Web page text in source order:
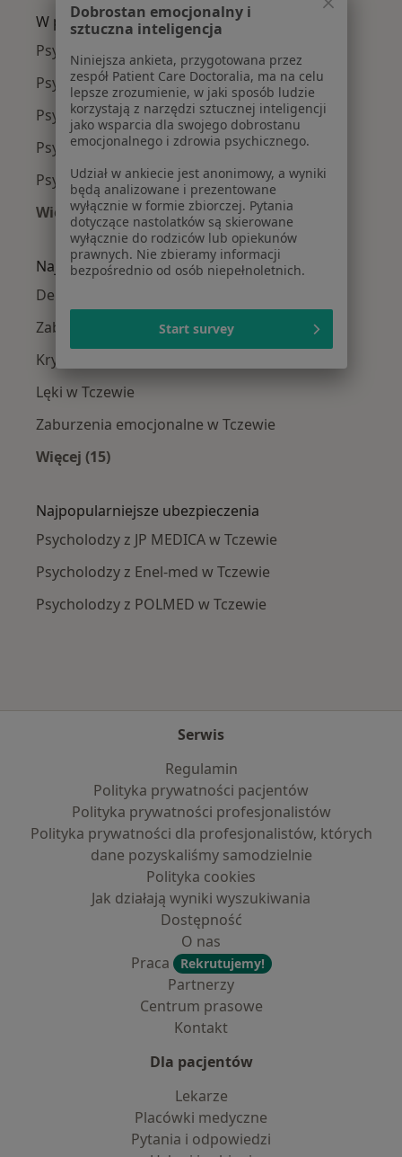
W pobliżu Tczewa
Psycholodzy w Gdańsku
Psycholodzy w Gdyni
Psycholodzy w Sopocie
Psycholodzy w Elblągu
Psycholodzy w Pruszczu Gdańskim
Więcej (13)
Więcej w kategorii: W pobliżu Tczewa
Najczęście leczone choroby
Depresja w Tczewie
Zaburzenia lękowe w Tczewie
Kryzys emocjonalny w Tczewie
Lęki w Tczewie
Zaburzenia emocjonalne w Tczewie
Więcej (15)
Najpopularniejsze ubezpieczenia
Psycholodzy z JP MEDICA w Tczewie
Psycholodzy z Enel-med w Tczewie
Psycholodzy z POLMED w Tczewie
Serwis
Regulamin
Polityka prywatności pacjentów
Polityka prywatności profesjonalistów
Polityka prywatności dla profesjonalistów, których
dane pozyskaliśmy samodzielnie
Polityka cookies
Jak działają wyniki wyszukiwania
Dostępność
O nas
Praca
Rekrutujemy!
Partnerzy
Centrum prasowe
Kontakt
Dla pacjentów
Lekarze
Placówki medyczne
Pytania i odpowiedzi
Dobrostan emocjonalny i
sztuczna inteligencja
Niniejsza ankieta, przygotowana przez
zespół Patient Care Doctoralia, ma na celu
lepsze zrozumienie, w jaki sposób ludzie
korzystają z narzędzi sztucznej inteligencji
jako wsparcia dla swojego dobrostanu
emocjonalnego i zdrowia psychicznego.
Udział w ankiecie jest anonimowy, a wyniki
będą analizowane i prezentowane
wyłącznie w formie zbiorczej. Pytania
dotyczące nastolatków są skierowane
wyłącznie do rodziców lub opiekunów
prawnych. Nie zbieramy informacji
bezpośrednio od osób niepełnoletnich.
Start survey